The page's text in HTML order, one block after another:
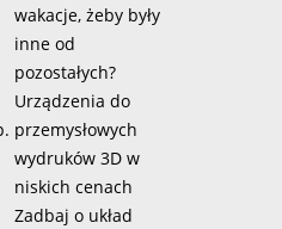
wakacje, żeby były
inne od
pozostałych?
Urządzenia do
przemysłowych
wydruków 3D w
niskich cenach
Zadbaj o układ